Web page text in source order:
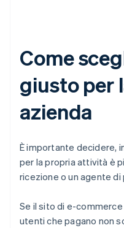
Come
giusto per
azienda
È importante decidere,
per la propria attività è
ricezione o un agente di
Se il sito di e-
utenti che pagano non